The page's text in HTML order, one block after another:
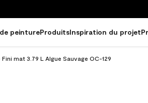
peintureProduitsInspiration du projet
mat 3.79 L Algue Sauvage OC-129